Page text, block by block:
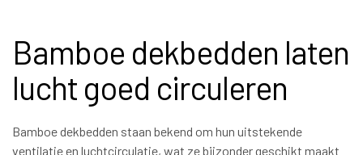
Bamboe dekbedden laten
lucht goed circuleren
Bamboe dekbedden staan bekend om hun uitstekende
ventilatie en luchtcirculatie, wat ze bijzonder geschikt maakt